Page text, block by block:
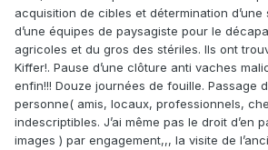
acquisition de cibles et détermination
d’une équipes de paysagiste pour le
agricoles et du gros des stériles. Ils ont
Kiffer!. Pause d’une clôture anti vaches
enfin!!! Douze journées de fouille. Passage
personne( amis, locaux, professionnels,
indescriptibles. J’ai même pas le droit d’en
images ) par engagement,,, la visite de